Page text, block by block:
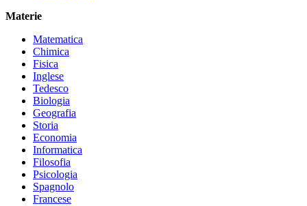
Materie
Matematica
Chimica
Fisica
Inglese
Tedesco
Biologia
Geografia
Storia
Economia
Informatica
Filosofia
Psicologia
Spagnolo
Francese